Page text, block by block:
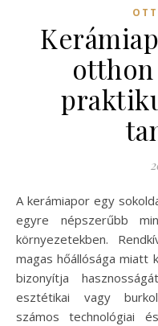
A kerámiapor egy sokoldalúan felhasználható anyag, amely
egyre népszerűbb
környezetekben.
magas hőállósága miatt
bizonyítja
esztétikai vagy
számos technológiai